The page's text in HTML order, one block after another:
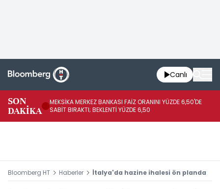
Canlı
SON
DAKİKA
MEKSİKA MERKEZ BANKASI FAİZ ORANINI YÜZDE 6,50'DE
SABİT BIRAKTI; BEKLENTİ YÜZDE 6,50
Bloomberg HT Haberler İtalya'da hazine ihalesi ön planda